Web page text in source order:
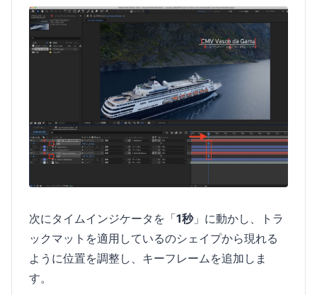
次にタイムインジケータを「1秒」に動かし、トラ
ックマットを適用しているのシェイプから現れる
ように位置を調整し、キーフレームを追加しま
す。